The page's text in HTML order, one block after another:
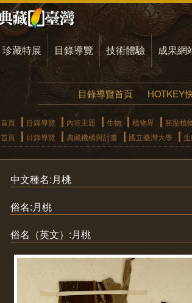
珍藏特展 目錄導覽 技術體驗 成果網
目錄導覽首頁 HOTKEY
首頁 目錄導覽 內容主題 生物 植物界 胚胎植
首頁
目錄導覽 典藏機構與計畫 國立臺灣大學
中文種名:月桃
俗名:月桃
俗名（英文）:月桃